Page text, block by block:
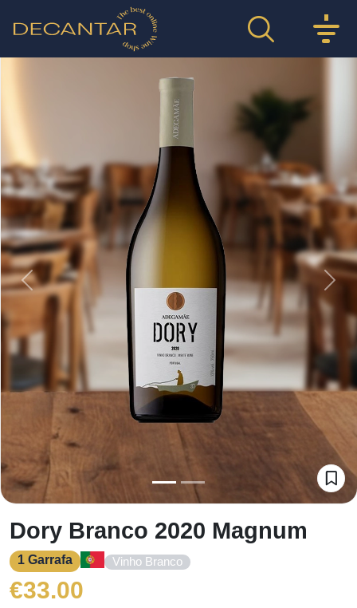
Previous
Dory Branco 2020 Magnum
1 Garrafa Vinho Branco
€33.00